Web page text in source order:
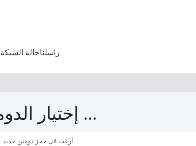
حالة الشبكةراسلنا
إختيار الدومين ...
أرغب في حجز دومين جديد